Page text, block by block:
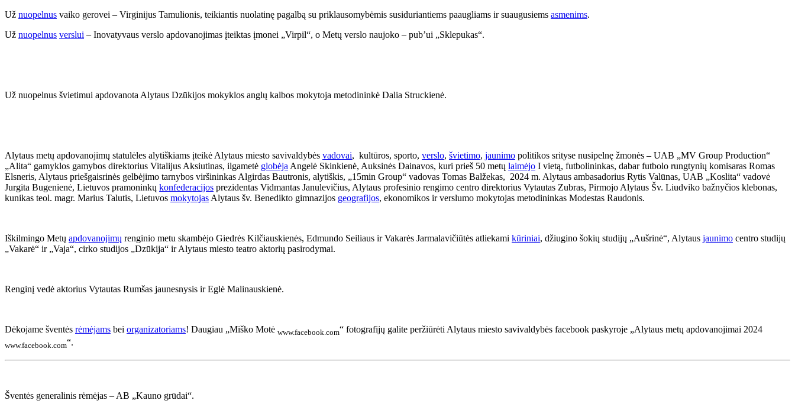
Už nuopelnus vaiko gerovei – Virginijus Tamulionis, teikiantis nuolatinę pagalbą su priklausomybėmis susiduriantiems paaugliams ir suaugusiems asmenims.
Už nuopelnus verslui – Inovatyvaus verslo apdovanojimas įteiktas įmonei „Virpil“, o Metų verslo naujoko – pub’ui „Sklepukas“.
Už nuopelnus švietimui apdovanota Alytaus Dzūkijos mokyklos anglų kalbos mokytoja metodininkė Dalia Struckienė.
Alytaus metų apdovanojimų statulėles alytiškiams įteikė Alytaus miesto savivaldybės vadovai, kultūros, sporto, verslo, švietimo, jaunimo politikos srityse nusipelnę žmonės – UAB „MV Group Production“
„Alita“ gamyklos gamybos direktorius Vitalijus Aksiutinas, ilgametė globėja Angelė Skinkienė, Auksinės Dainavos, kuri prieš 50 metų laimėjo I vietą, futbolininkas, dabar futbolo rungtynių komisaras Romas
Elsneris, Alytaus priešgaisrinės gelbėjimo tarnybos viršininkas Algirdas Bautronis, alytiškis, „15min Group“ vadovas Tomas Balžekas, 2024 m. Alytaus ambasadorius Rytis Valūnas, UAB „Koslita“ vadovė
Jurgita Bugenienė, Lietuvos pramoninkų konfederacijos prezidentas Vidmantas Janulevičius, Alytaus profesinio rengimo centro direktorius Vytautas Zubras, Pirmojo Alytaus Šv. Liudviko bažnyčios klebonas,
kunikas teol. magr. Marius Talutis, Lietuvos mokytojas Alytaus šv. Benedikto gimnazijos geografijos, ekonomikos ir verslumo mokytojas metodininkas Modestas Raudonis.
Iškilmingo Metų apdovanojimų renginio metu skambėjo Giedrės Kilčiauskienės, Edmundo Seiliaus ir Vakarės Jarmalavičiūtės atliekami kūriniai, džiugino šokių studijų „Aušrinė“, Alytaus jaunimo centro studijų
„Vakarė“ ir „Vaja“, cirko studijos „Dzūkija“ ir Alytaus miesto teatro aktorių pasirodymai.
Renginį vedė aktorius Vytautas Rumšas jaunesnysis ir Eglė Malinauskienė.
Dėkojame šventės rėmėjams bei organizatoriams! Daugiau „Miško Motė www.facebook.com“ fotografijų galite peržiūrėti Alytaus miesto savivaldybės facebook paskyroje „Alytaus metų apdovanojimai 2024
www.facebook.com“.
Šventės generalinis rėmėjas – AB „Kauno grūdai“.